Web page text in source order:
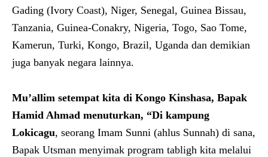
Gading (Ivory Coast), Niger, Senegal, Guinea Bissau,
Tanzania, Guinea-Conakry, Nigeria, Togo, Sao Tome,
Kamerun, Turki, Kongo, Brazil, Uganda dan demikian
juga banyak negara lainnya.
Mu’allim setempat kita di Kongo Kinshasa, Bapak
Hamid Ahmad menuturkan, “Di kampung
Lokicagu, seorang Imam Sunni (ahlus Sunnah) di sana,
Bapak Utsman menyimak program tabligh kita melalui